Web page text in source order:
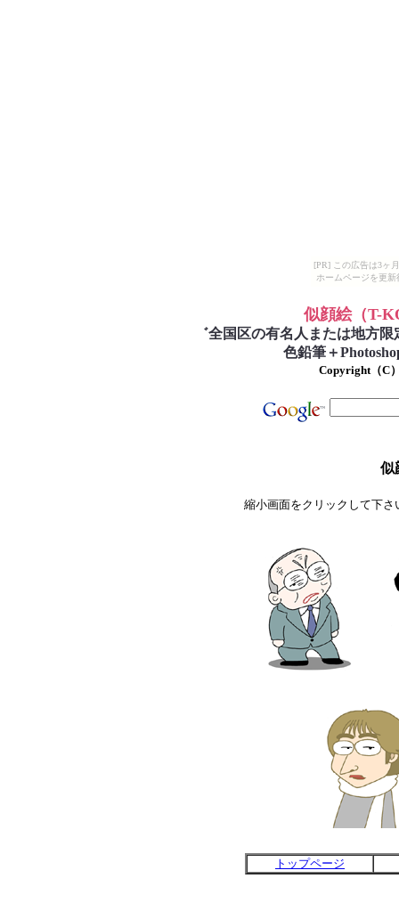
[PR] この広告は3ヶ
ホームページを更
似顔絵（T-
゛全国区の有名人または地方
色鉛筆＋
Copyright（C
似
縮小画面をクリックして下
トップページ